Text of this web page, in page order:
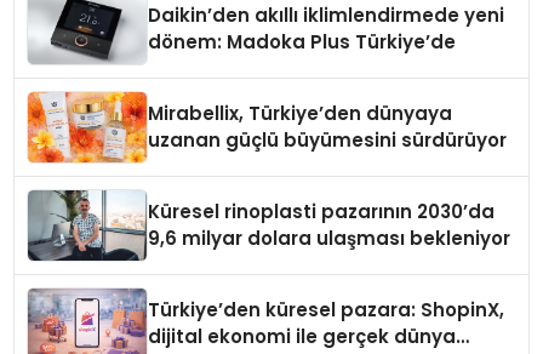
Daikin’den akıllı iklimlendirmede yeni
dönem: Madoka Plus Türkiye’de
Mirabellix, Türkiye’den dünyaya
uzanan güçlü büyümesini sürdürüyor
Küresel rinoplasti pazarının 2030’da
9,6 milyar dolara ulaşması bekleniyor
Türkiye’den küresel pazara: ShopinX,
dijital ekonomi ile gerçek dünya